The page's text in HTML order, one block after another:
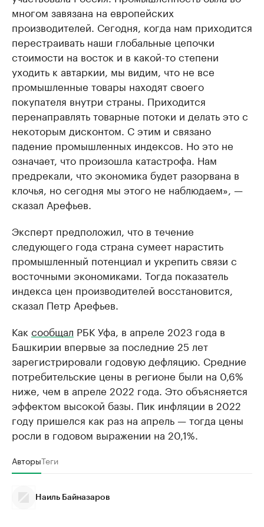
многом завязана на европейских
производителей. Сегодня, когда нам приходится
перестраивать наши глобальные цепочки
стоимости на восток и в какой-то степени
уходить к автаркии, мы видим, что не все
промышленные товары находят своего
покупателя внутри страны. Приходится
перенаправлять товарные потоки и делать это с
некоторым дисконтом. С этим и связано
падение промышленных индексов. Но это не
означает, что произошла катастрофа. Нам
предрекали, что экономика будет разорвана в
клочья, но сегодня мы этого не наблюдаем», —
сказал Арефьев.
Эксперт предположил, что в течение
следующего года страна сумеет нарастить
промышленный потенциал и укрепить связи с
восточными экономиками. Тогда показатель
индекса цен производителей восстановится,
сказал Петр Арефьев.
Как сообщал РБК Уфа, в апреле 2023 года в
Башкирии впервые за последние 25 лет
зарегистрировали годовую дефляцию. Средние
потребительские цены в регионе были на 0,6%
ниже, чем в апреле 2022 года. Это объясняется
эффектом высокой базы. Пик инфляции в 2022
году пришелся как раз на апрель — тогда цены
росли в годовом выражении на 20,1%.
АвторыТеги
Наиль Байназаров